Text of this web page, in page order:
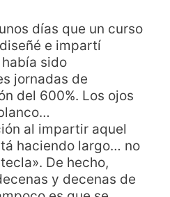
días que un curso
e impartí
sido
jornadas de
del 600%. Los ojos
al impartir aquel
haciendo largo… no
De hecho,
y decenas de